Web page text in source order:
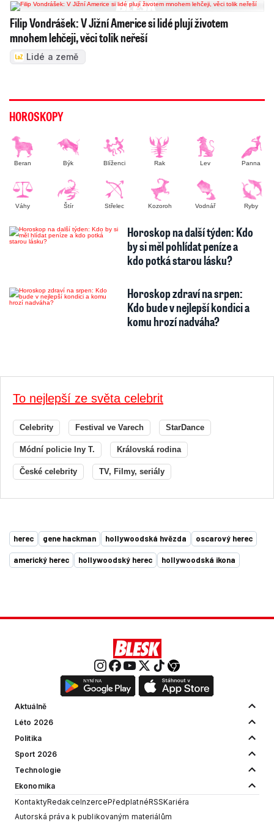
Filip Vondrášek: V Jižní Americe si lidé plují životem
mnohem lehčeji, věci tolik neřeší
Lidé a země
HOROSKOPY
Beran Býk Blíženci Rak Lev Panna
Váhy Štír Střelec Kozoroh Vodnář Ryby
Horoskop na další týden: Kdo
by si měl pohlídat peníze a
kdo potká starou lásku?
Horoskop zdraví na srpen:
Kdo bude v nejlepší kondici a
komu hrozí nadváha?
To nejlepší ze světa celebrit
Celebrity Festival ve Varech StarDance
Módní policie Iny T. Královská rodina
České celebrity TV, Filmy, seriály
herec gene hackman hollywoodská hvězda oscarový herec
americký herec hollywoodský herec hollywoodská ikona
Aktuálně
Léto 2026
Politika
Sport 2026
Technologie
Ekonomika
KontaktyRedakceInzercePředplatnéRSSKariéra
Autorská práva k publikovaným materiálům